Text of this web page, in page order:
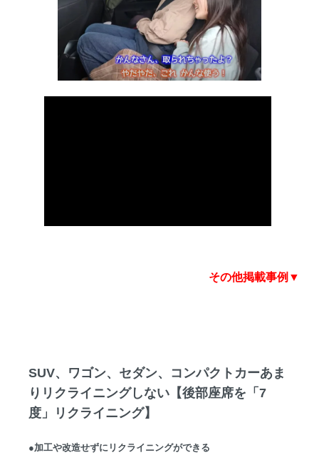
その他掲載事例▼
SUV、ワゴン、セダン、コンパクトカーあま
りリクライニングしない【後部座席を「7
度」リクライニング】
●加工や改造せずにリクライニングができる